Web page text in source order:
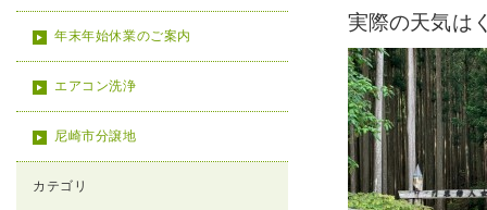
年末年始休業のご案内
エアコン洗浄
尼崎市分譲地
カテゴリ
実際の天気は